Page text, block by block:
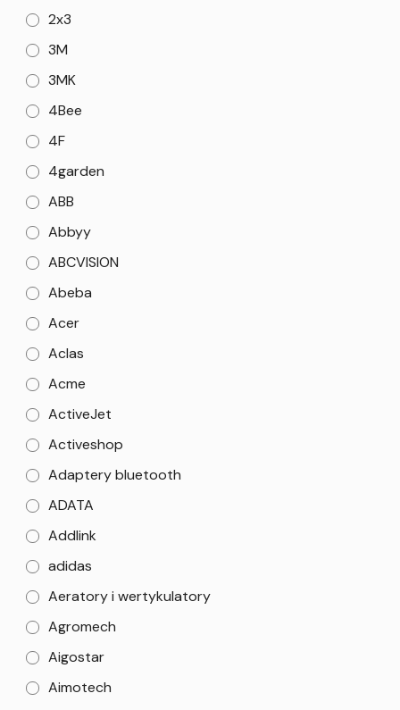
2x3
3M
3MK
4Bee
4F
4garden
ABB
Abbyy
ABCVISION
Abeba
Acer
Aclas
Acme
ActiveJet
Activeshop
Adaptery bluetooth
ADATA
Addlink
adidas
Aeratory i wertykulatory
Agromech
Aigostar
Aimotech